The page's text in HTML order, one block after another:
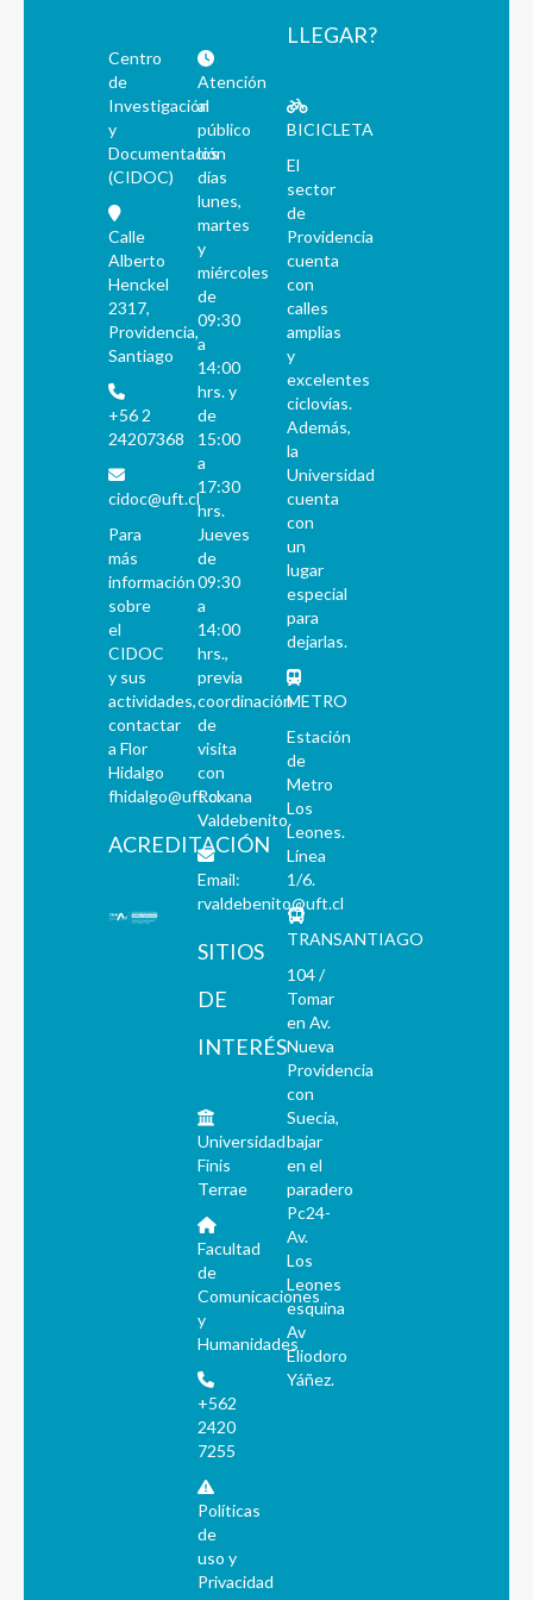
Centro
de
Investigación
y
Documentación
(CIDOC)
Calle
Alberto
Henckel
2317,
Providencia,
Santiago
+56 2
24207368
cidoc@uft.cl
Para
más
información
sobre
el
CIDOC
y sus
actividades,
contactar
a Flor
Hidalgo
fhidalgo@uft.cl
ACREDITACIÓN
Atención
al
público
los
días
lunes,
martes
y
miércoles
de
09:30
a
14:00
hrs. y
de
15:00
a
17:30
hrs.
Jueves
de
09:30
a
14:00
hrs.,
previa
coordinación
de
visita
con
Roxana
Valdebenito.
Email:
rvaldebenito@uft.cl
SITIOS
DE
INTERÉS
Universidad
Finis
Terrae
Facultad
de
Comunicaciones
y
Humanidades
+562
2420
7255
Políticas
de
uso y
Privacidad
LLEGAR?
BICICLETA
El
sector
de
Providencia
cuenta
con
calles
amplias
y
excelentes
ciclovías.
Además,
la
Universidad
cuenta
con
un
lugar
especial
para
dejarlas.
METRO
Estación
de
Metro
Los
Leones.
Línea
1/6.
TRANSANTIAGO
104 /
Tomar
en Av.
Nueva
Providencia
con
Suecia,
bajar
en el
paradero
Pc24-
Av.
Los
Leones
esquina
Av
Eliodoro
Yáñez.